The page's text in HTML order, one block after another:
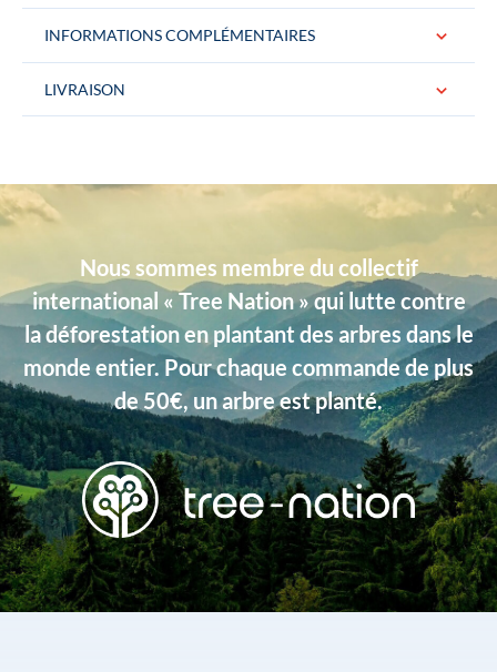
INFORMATIONS COMPLÉMENTAIRES
un cadeau.
Dimensions Largeur : 7 cm, Longueur : 146 cm
Matière
Type de produits Unis
LIVRAISON
Nous sommes membre du collectif
international « Tree Nation » qui lutte contre
la déforestation en plantant des arbres dans le
monde entier. Pour chaque commande de plus
de 50€, un arbre est planté.